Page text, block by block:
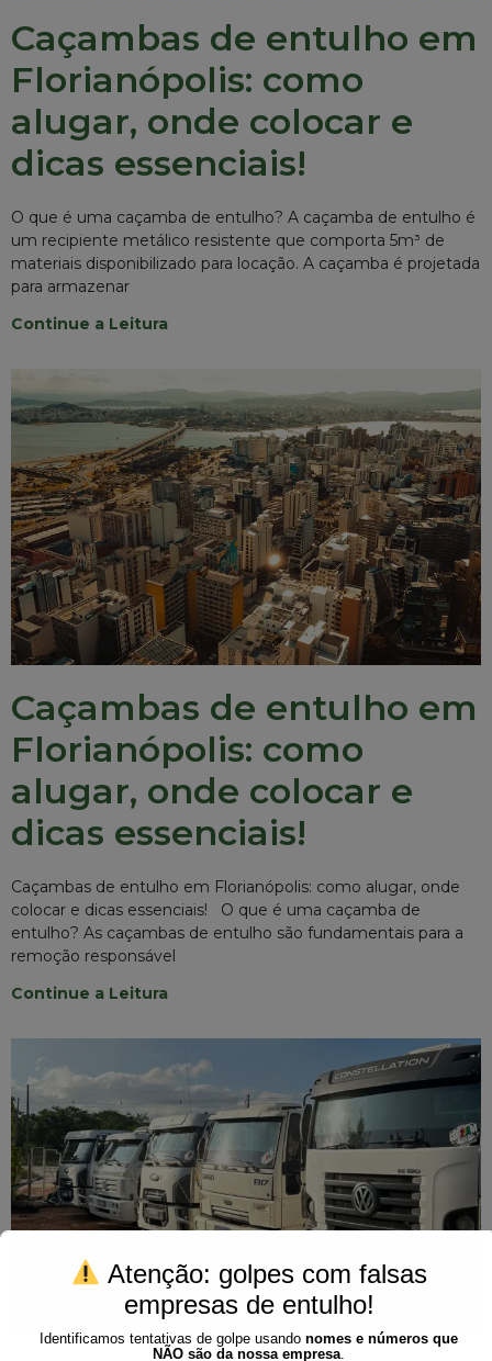
Caçambas de entulho em
Florianópolis: como
alugar, onde colocar e
dicas essenciais!
O que é uma caçamba de entulho? A caçamba de entulho é
um recipiente metálico resistente que comporta 5m³ de
materiais disponibilizado para locação. A caçamba é projetada
para armazenar
Continue a Leitura
Caçambas de entulho em
Florianópolis: como
alugar, onde colocar e
dicas essenciais!
Caçambas de entulho em Florianópolis: como alugar, onde
colocar e dicas essenciais! O que é uma caçamba de
entulho? As caçambas de entulho são fundamentais para a
remoção responsável
Continue a Leitura
Atenção: golpes com falsas
empresas de entulho!
Identificamos tentativas de golpe usando nomes e números que
NÃO são da nossa empresa